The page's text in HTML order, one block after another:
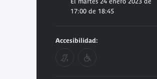
17:00 de 18:45
Accesibilidad: